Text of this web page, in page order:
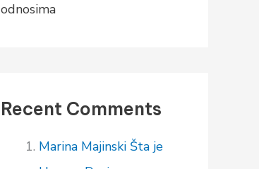
odnosima
Recent Comments
Marina Majinski Šta je